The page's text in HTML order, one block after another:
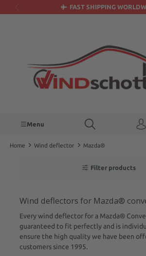
FAST SHIPPING
Menu
Home Wind deflector Mazda®
Filter products
Wind deflectors for Mazda®
Every wind deflector for a Mazda®
guaranteed to fit perfectly and is
ensure the high quality we have been
customers since 1995.